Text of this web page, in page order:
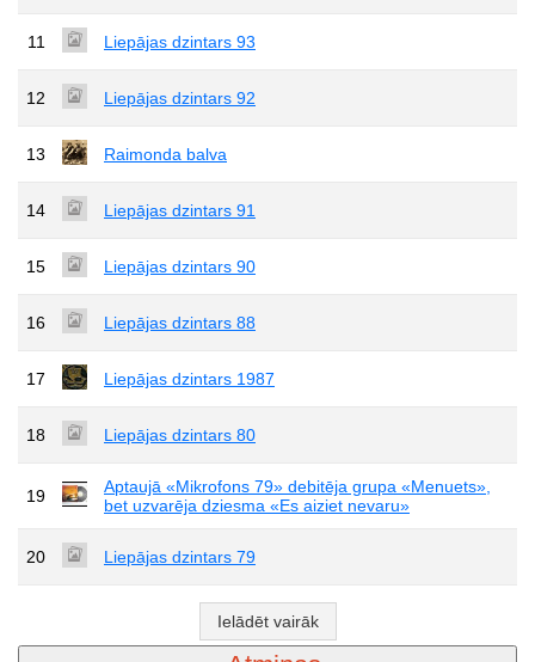
11 Liepājas dzintars 93
12 Liepājas dzintars 92
13 Raimonda balva
14 Liepājas dzintars 91
15 Liepājas dzintars 90
16 Liepājas dzintars 88
17 Liepājas dzintars 1987
18 Liepājas dzintars 80
19
Aptaujā «Mikrofons 79» debitēja grupa «Menuets»,
bet uzvarēja dziesma «Es aiziet nevaru»
20 Liepājas dzintars 79
Ielādēt vairāk